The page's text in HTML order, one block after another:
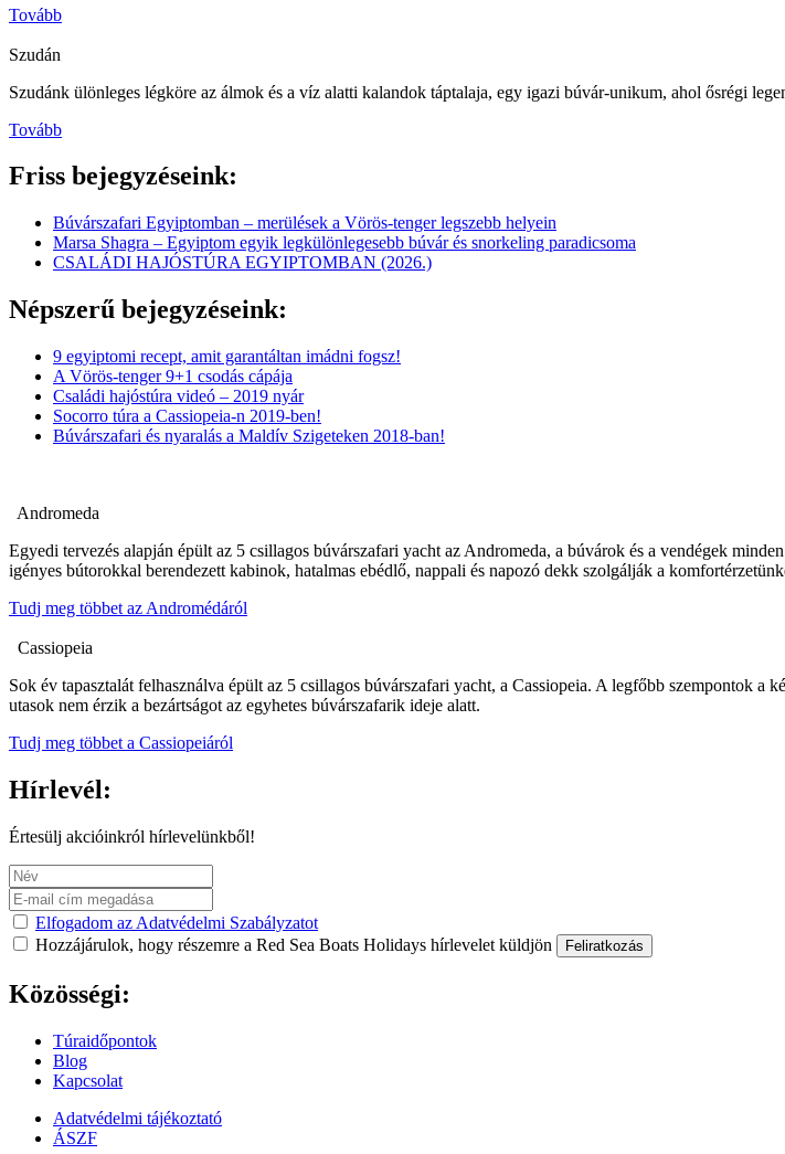
Tovább
Szudán
Szudánk ülönleges légköre az álmok és a víz alatti kalandok táptalaja, egy igazi búvár-unikum, ahol ősrégi
Tovább
Friss bejegyzéseink:
Búvárszafari Egyiptomban – merülések a Vörös-tenger legszebb helyein
Marsa Shagra – Egyiptom egyik legkülönlegesebb búvár és snorkeling paradicsoma
CSALÁDI HAJÓSTÚRA EGYIPTOMBAN (2026.)
Népszerű bejegyzéseink:
9 egyiptomi recept, amit garantáltan imádni fogsz!
A Vörös-tenger 9+1 csodás cápája
Családi hajóstúra videó – 2019 nyár
Socorro túra a Cassiopeia-n 2019-ben!
Búvárszafari és nyaralás a Maldív Szigeteken 2018-ban!
Andromeda
Egyedi tervezés alapján épült az 5 csillagos búvárszafari yacht az Andromeda, a búvárok és a vendégek
igényes bútorokkal berendezett kabinok, hatalmas ebédlő, nappali és napozó dekk szolgálják a
Tudj meg többet az Andromédáról
Cassiopeia
Sok év tapasztalát felhasználva épült az 5 csillagos búvárszafari yacht, a Cassiopeia. A legfőbb szempontok a
utasok nem érzik a bezártságot az egyhetes búvárszafarik ideje alatt.
Tudj meg többet a Cassiopeiáról
Hírlevél:
Értesülj akcióinkról hírlevelünkből!
Elfogadom az Adatvédelmi Szabályzatot
Hozzájárulok, hogy részemre a Red Sea Boats Holidays hírlevelet küldjön
Feliratkozás
Közösségi:
Túraidőpontok
Blog
Kapcsolat
Adatvédelmi tájékoztató
ÁSZF